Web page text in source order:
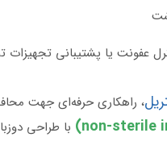
عفونت یا پشتیبانی تجهیزات
، راهکاری حرفه‌ای جهت
با طراحی